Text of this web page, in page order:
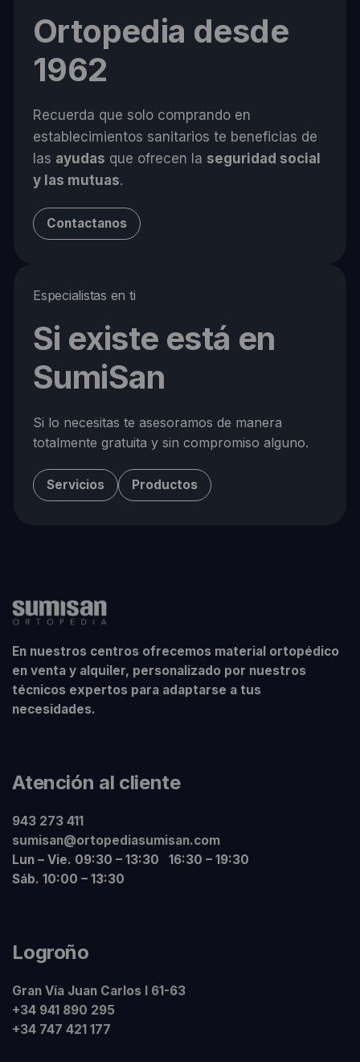
Ortopedia desde
1962
Recuerda que solo comprando en
establecimientos sanitarios te beneficias de
las ayudas que ofrecen la seguridad social
y las mutuas.
Contactanos
Especialistas en ti
Si existe está en
SumiSan
Si lo necesitas te asesoramos de manera
totalmente gratuita y sin compromiso alguno.
Servicios Productos
En nuestros centros ofrecemos material ortopédico
en venta y alquiler, personalizado por nuestros
técnicos expertos para adaptarse a tus
necesidades.
Atención al cliente
943 273 411
sumisan@ortopediasumisan.com
Lun – Vie. 09:30 – 13:30 16:30 – 19:30
Sáb. 10:00 – 13:30
Logroño
Gran Vía Juan Carlos I 61-63
+34 941 890 295
+34 747 421 177